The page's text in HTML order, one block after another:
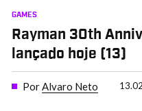
GAMES
Rayman 30th
lançado hoje (13)
PorAlvaro Neto